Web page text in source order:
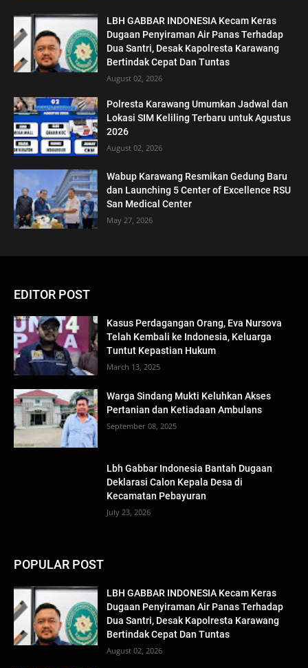
LBH GABBAR INDONESIA Kecam Keras
Dugaan Penyiraman Air Panas Terhadap
Dua Santri, Desak Kapolresta Karawang
Bertindak Cepat Dan Tuntas
August 02, 2026
Polresta Karawang Umumkan Jadwal dan
Lokasi SIM Keliling Terbaru untuk Agustus
2026
August 02, 2026
Wabup Karawang Resmikan Gedung Baru
dan Launching 5 Center of Excellence RSU
San Medical Center
May 27, 2026
EDITOR POST
Kasus Perdagangan Orang, Eva Nursova
Telah Kembali ke Indonesia, Keluarga
Tuntut Kepastian Hukum
March 13, 2025
Warga Sindang Mukti Keluhkan Akses
Pertanian dan Ketiadaan Ambulans
September 08, 2025
Lbh Gabbar Indonesia Bantah Dugaan
Deklarasi Calon Kepala Desa di
Kecamatan Pebayuran
July 23, 2026
POPULAR POST
LBH GABBAR INDONESIA Kecam Keras
Dugaan Penyiraman Air Panas Terhadap
Dua Santri, Desak Kapolresta Karawang
Bertindak Cepat Dan Tuntas
August 02, 2026